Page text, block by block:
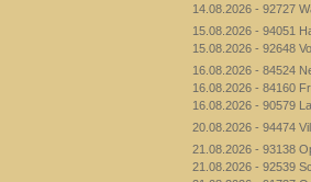
14.08.2026 - 92727
15.08.2026 - 94051
15.08.2026 - 92648
16.08.2026 - 84524
16.08.2026 - 84160
16.08.2026 - 90579
20.08.2026 - 94474
21.08.2026 - 93138
21.08.2026 - 92539